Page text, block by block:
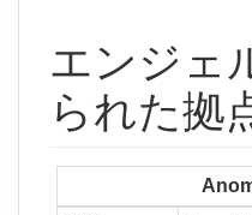
エンジェ
られた拠